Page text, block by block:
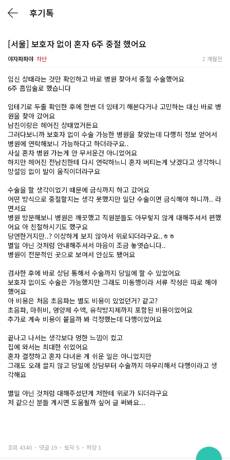
후기톡
[서울] 보호자 없이 혼자 6주 중절 했어요
야자파파야 차단 2 개월전
임신 상태라는 것만 확인하고 바로 병원 찾아서 중절 수술했어요
6주 흡입술로 했습니다
임테기로 두줄 확인한 후에 한번 더 임테기 해본다거나 고민하는 대신 바로 병
원을 찾아 갔어요
남친이랑은 헤어진 상태였거든요
그러다보니까 보호자 없이 수술 가능한 병원을 찾았는데 다행히 정보 얻어서
병원에 연락해보니 가능하다고 하더라구요..
사실 혼자 병원 가는게 안 무서운건 아니었어요
하지만 헤어진 전남친한테 다시 연락하느니 혼자 버티는게 낫겠다고 생각하니
망설임 없이 발이 움직이더라구요
수술을 할 생각이었기 때문에 금식까지 하고 갔어요
어떤 방식으로 중절할지는 생각 못했지만 일단 수술이면 금식해야 하니까.. 라
면서요
병원 방문해보니 병원은 깨끗했고 직원분들도 아무렇지 않게 대해주셔서 편했
어요 아 친절하시기도 했구요
당연한거지만..? 이상하게 보지 않아서 위로되더라구요..ㅎㅎ
별일 아닌 것처럼 안내해주셔서 마음이 조금 놓엿습니다..
병원이 전문적인 곳으로 보여서 안심도 됐어요
검사한 후에 바로 상담 통해서 수술까지 당일에 할 수 있었어요
보호자 없이도 수술은 가능했지만 그래도 미동행이라 서류 작성은 따로 해야
했어요
아 비용은 처음 초음파는 별도 비용이 있었던거? 같고?
초음파, 마취비, 영양제 수액, 유착방지제까지 포함된 비용이었어요
추가로 계속 비용이 붙을까 봐 걱정했는데 다행이었어요
끝나고 나서는 생각보다 멍한 느낌이 컸고
집에 와서는 최대한 쉬었어요
혼자 결정하고 혼자 다녀온 게 쉬운 일은 아니었지만
그래도 오래 끌지 않고 당일에 상담부터 수술까지 마무리해서 다행이라고 생
각해요
별일 아닌 것처럼 대해주셨던게 저한테 위로가 되더라구요
저 같으신 분들 계시면 도움될까 싶어 글 써봐요...
조회 4340 댓글 19 토닥 5 저장 1